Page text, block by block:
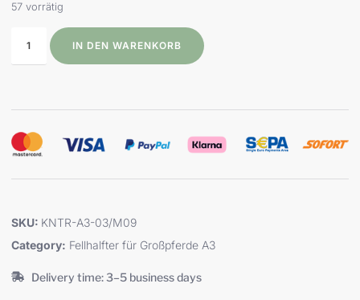
57 vorrätig
IN DEN WARENKORB
SKU: KNTR-A3-03/M09
Category: Fellhalfter für Großpferde A3
Delivery time: 3–5 business days